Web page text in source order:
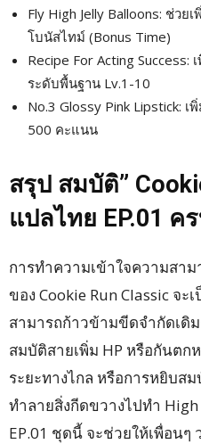
Fly High Jelly Balloons: ช่ว
โบนัสไทม์ (Bonus Time)
Recipe For Acting
ระดับพื้นฐาน Lv.1-10
No.3 Glossy Pink Lipstick:
500 คะแนน
สรุป สมบัติ”
แปลไทย EP.01 ค
การทำความเข้าใจความสา
ของ Cookie Run Classic จ
สามารถก้าวข้ามขีดจำกัดเดิ
สมบัติสายเพิ่ม HP หรือกันตก
ระยะทางไกล หรือการหยิบส
ทำลายสิ่งกีดขวางไปทำ
EP.01 ชุดนี้ จะช่วยให้เพื่อนๆ